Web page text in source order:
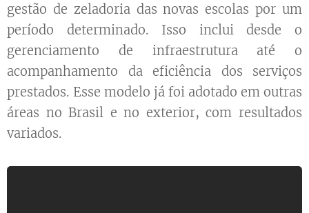
gestão de zeladoria das novas escolas por um
período determinado. Isso inclui desde o
gerenciamento de infraestrutura até o
acompanhamento da eficiência dos serviços
prestados. Esse modelo já foi adotado em outras
áreas no Brasil e no exterior, com resultados
variados.